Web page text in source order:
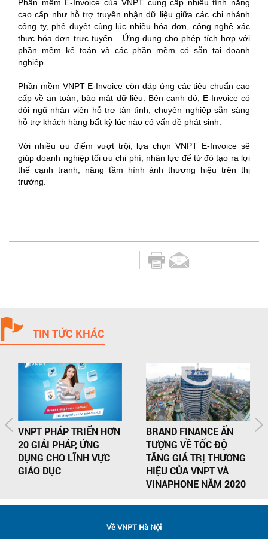
Phần mềm E-Invoice của VNPT cung cấp nhiều tính năng
cao cấp như hỗ trợ truyền nhận dữ liệu giữa các chi nhánh
công ty, phê duyệt cùng lúc nhiều hóa đơn, công nghệ xác
thực hóa đơn trực tuyến... Ứng dụng cho phép tích hợp với
phần mềm kế toán và các phần mềm có sẵn tại doanh
nghiệp.
Phần mềm VNPT E-Invoice còn đáp ứng các tiêu chuẩn cao
cấp về an toàn, bảo mật dữ liệu. Bên cạnh đó, E-Invoice có
đội ngũ nhân viên hỗ trợ tận tình, chuyên nghiệp sẵn sàng
hỗ trợ khách hàng bất kỳ lúc nào có vấn đề phát sinh.
Với nhiều ưu điểm vượt trội, lựa chọn VNPT E-Invoice sẽ
giúp doanh nghiệp tối ưu chi phí, nhân lực để từ đó tạo ra lợi
thế cạnh tranh, nâng tầm hình ảnh thương hiệu trên thị
trường.
TIN TỨC KHÁC
VNPT PHÁP TRIỂN HƠN
20 GIẢI PHÁP, ỨNG
DỤNG CHO LĨNH VỰC
GIÁO DỤC
BRAND FINANCE ẤN
TƯỢNG VỀ TỐC ĐỘ
TĂNG GIÁ TRỊ THƯƠNG
HIỆU CỦA VNPT VÀ
VINAPHONE NĂM 2020
Về VNPT Hà Nội